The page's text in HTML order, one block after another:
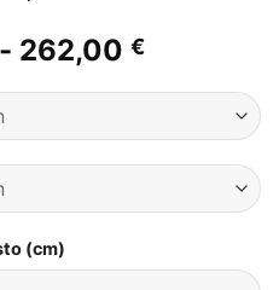
- 262,00 €Rango
precios:
desde
251,00 €
262,00 €
(cm)